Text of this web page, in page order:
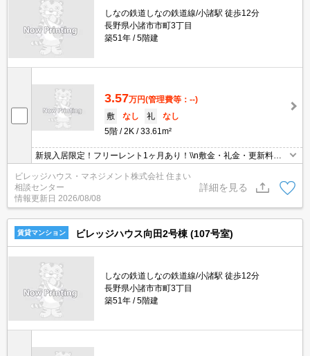
しなの鉄道しなの鉄道線/小諸駅 徒歩12分
長野県小諸市市町3丁目
築51年
5階建
3.57万円(管理費等：--)
敷
なし 礼
なし
5階
2K 33.61m²
新規入居限定！フリーレント1ヶ月あり！\\n敷金・礼金・更新料・
鍵交換手数料0円！※契約内容や審査の結果、敷金をお預かりする
場合がございます。
ビレッジハウス・マネジメント株式会社 住まい
相談センター
情報更新日 2026/08/08
詳細を見る
賃貸マンション ビレッジハウス向田2号棟 (107号室)
しなの鉄道しなの鉄道線/小諸駅 徒歩12分
長野県小諸市市町3丁目
築51年
5階建